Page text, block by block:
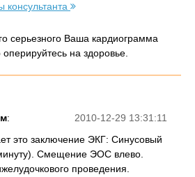
консультанта
серьезного Ваша кардиограмма
оперируйтесь на здоровье.
2010-12-29 13:31:11
:
это заключение ЭКГ: Синусовый
Смещение ЭОС влево.
проведения.